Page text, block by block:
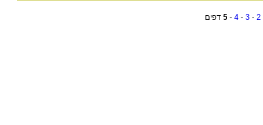
2
-
3
-
4
-
5 דפים